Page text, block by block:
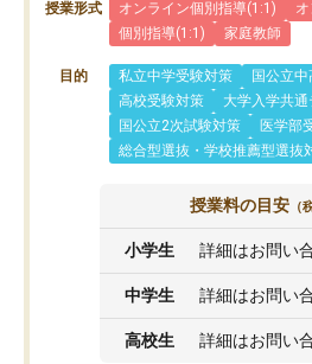
授業形式 オンライン個別指導(1:1)
個別指導(1:1)
家庭教師
目的 私立中学受験対策
国公立
高校受験対策
大学入学共
国公立2次試験対策
医学部
総合型選抜・学校推薦型選抜
授業料の目安 （
小学生 詳細はお問い
中学生 詳細はお問い
高校生 詳細はお問い